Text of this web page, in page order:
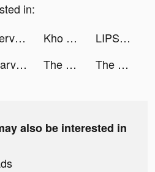
in:
Verv: Home Fitness Workout tiktok ads Kho Báu Truyền Thuyết tiktok ads
LIPS(リップス) tiktok ads
Carving challenge 3D tiktok ads The Ants: Underground Kingdom tiktok ads The Ants: Underground Kingdom tiktok ads
also be interested in